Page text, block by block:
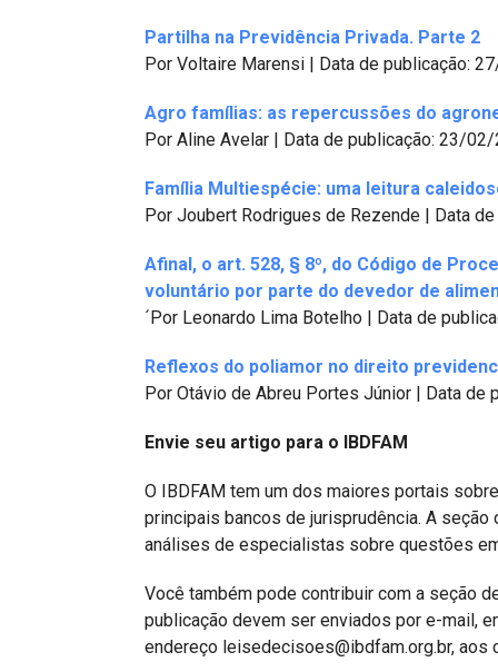
Partilha na Previdência Privada. Parte 2
Por Voltaire Marensi | Data de publicação:
Agro famílias: as repercussões do
Por Aline Avelar | Data de publicação: 23/
Família Multiespécie: uma leitura
Por Joubert Rodrigues de Rezende | Data
Afinal, o art. 528, § 8º, do Código de
voluntário por parte do devedor de
´Por Leonardo Lima Botelho | Data de
Reflexos do poliamor no direito
Por Otávio de Abreu Portes Júnior | Data de
Envie seu artigo para o IBDFAM
O IBDFAM tem um dos maiores portais
principais bancos de jurisprudência. A
análises de especialistas sobre questões
Você também pode contribuir com a seção
publicação devem ser enviados por e-mail,
endereço leisedecisoes@ibdfam.org.br, aos